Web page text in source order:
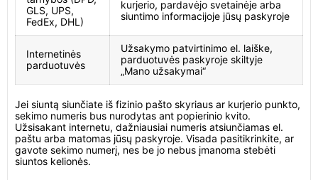
GLS, UPS,
FedEx, DHL)
kurjerio, pardavėjo svetainėje arba
siuntimo informacijoje jūsų paskyroje
Internetinės
parduotuvės
Užsakymo patvirtinimo el. laiške,
parduotuvės paskyroje skiltyje
„Mano užsakymai“
Jei siuntą siunčiate iš fizinio pašto skyriaus ar kurjerio punkto,
sekimo numeris bus nurodytas ant popierinio kvito.
Užsisakant internetu, dažniausiai numeris atsiunčiamas el.
paštu arba matomas jūsų paskyroje. Visada pasitikrinkite, ar
gavote sekimo numerį, nes be jo nebus įmanoma stebėti
siuntos kelionės.